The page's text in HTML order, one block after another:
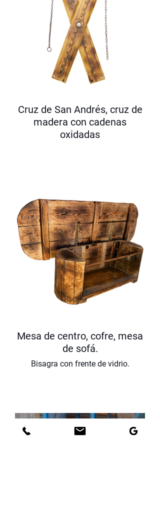
construcción y el envío en toda
Alemania de forma gratuita.
Cruz de San Andrés, cruz de
madera con cadenas
oxidadas
Mesa de centro, cofre, mesa
de sofá.
Bisagra con frente de vidrio.